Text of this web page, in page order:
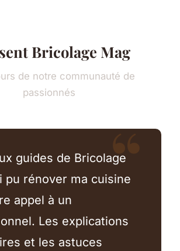
Bricolage Mag
de notre communauté de
passionnés
guides de Bricolage
pu rénover ma cuisine
appel à un
Les explications
et les astuces